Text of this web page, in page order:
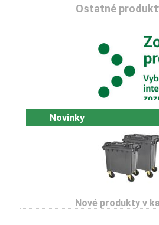
Ostatné
Novinky
Nové produkty v